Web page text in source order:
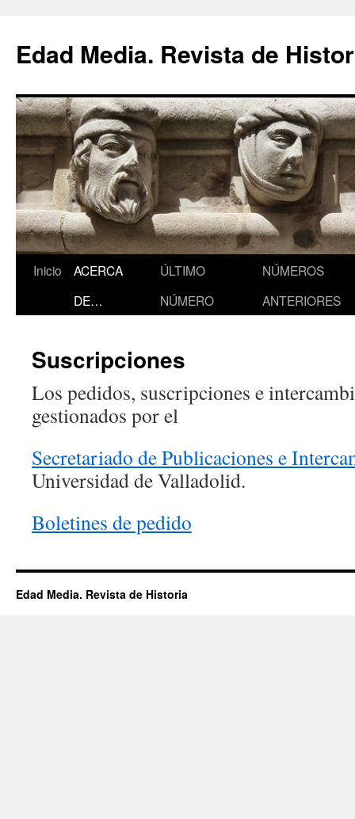
contenido
Edad Media. Revista de
Inicio
ACERCA
DE…
ÚLTIMO
NÚMERO
NÚMEROS
ANTERIORES
Suscripciones
Los pedidos, suscripciones e
gestionados por el
Secretariado de Publicaciones e
Universidad de Valladolid.
Boletines de pedido
Edad Media. Revista de Historia